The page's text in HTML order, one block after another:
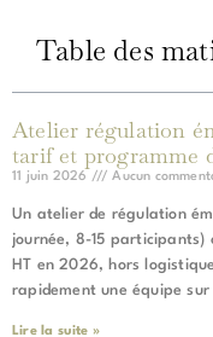
Table des
Atelier régulation
tarif et programme
11 juin 2026 Aucun
Un atelier de régulation
journée, 8-15 participants)
HT en 2026, hors
rapidement une équipe
Lire la suite »